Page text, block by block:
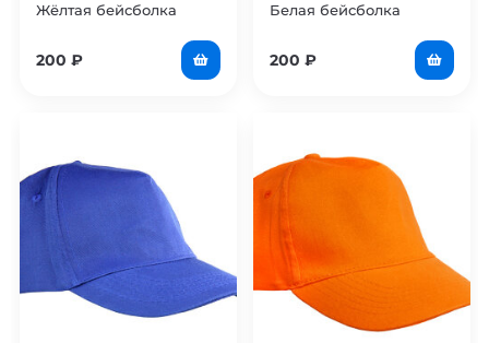
Жёлтая бейсболка
200 ₽
Белая бейсболка
200 ₽